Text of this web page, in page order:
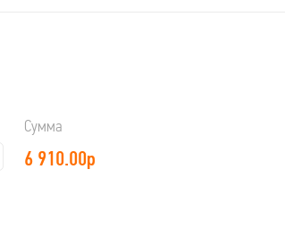
Сумма
6 910.00р